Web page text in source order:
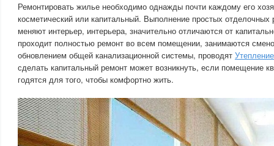
Ремонтировать жилье необходимо однажды почти каждому его
косметический или капитальный. Выполнение простых отделочных
меняют интерьер, интерьера, значительно отличаются от
проходит полностью ремонт во всем помещении, занимаются
обновлением общей канализационной системы, проводят
сделать капитальный ремонт может возникнуть, если помещение
годятся для того, чтобы комфортно жить.